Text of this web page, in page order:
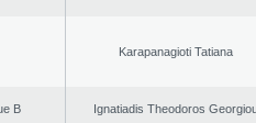
Karapanagioti Tatiana
B Ignatiadis Theodoros